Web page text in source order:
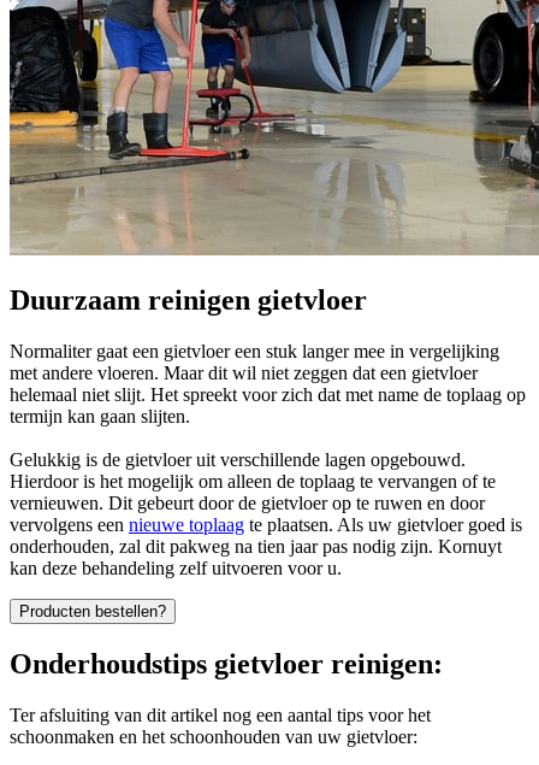
Duurzaam reinigen gietvloer
Normaliter gaat een gietvloer een stuk langer mee in vergelijking
met andere vloeren. Maar dit wil niet zeggen dat een gietvloer
helemaal niet slijt. Het spreekt voor zich dat met name de toplaag op
termijn kan gaan slijten.
Gelukkig is de gietvloer uit verschillende lagen opgebouwd.
Hierdoor is het mogelijk om alleen de toplaag te vervangen of te
vernieuwen. Dit gebeurt door de gietvloer op te ruwen en door
vervolgens een nieuwe toplaag te plaatsen. Als uw gietvloer goed is
onderhouden, zal dit pakweg na tien jaar pas nodig zijn. Kornuyt
kan deze behandeling zelf uitvoeren voor u.
Producten bestellen?
Onderhoudstips gietvloer reinigen:
Ter afsluiting van dit artikel nog een aantal tips voor het
schoonmaken en het schoonhouden van uw gietvloer: